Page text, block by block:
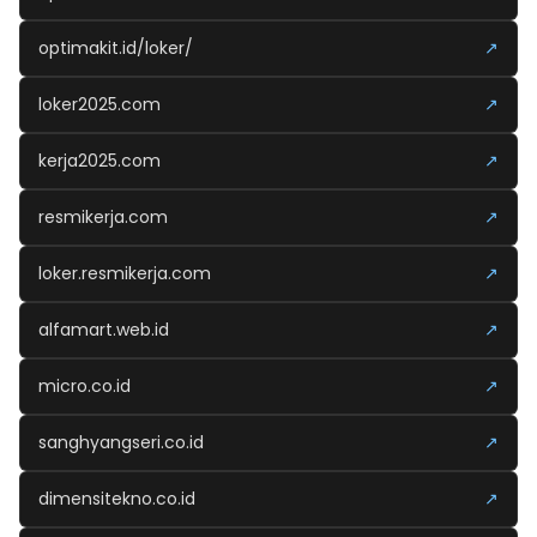
optimakit.id/loker/ ↗
loker2025.com ↗
kerja2025.com ↗
resmikerja.com ↗
loker.resmikerja.com ↗
alfamart.web.id ↗
micro.co.id ↗
sanghyangseri.co.id ↗
dimensitekno.co.id ↗